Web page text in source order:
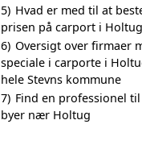
5) Hvad er med til at
prisen på carport i
6) Oversigt over firmaer
speciale i carporte i
hele Stevns kommune
7) Find en professionel
byer nær Holtug